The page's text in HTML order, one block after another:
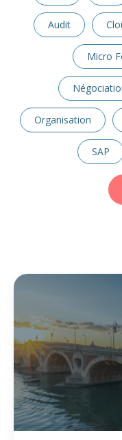
Audit
Micro
Organisation
SAP